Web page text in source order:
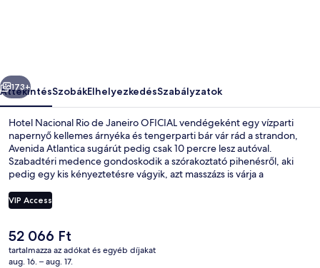
Következő
173+
ÁttekintésSzobákElhelyezkedésSzabályzatok
Hotel Nacional Rio de Janeiro OFICIAL vendégeként egy vízparti
napernyő kellemes árnyéka és tengerparti bár vár rád a strandon,
Avenida Atlantica sugárút pedig csak 10 percre lesz autóval.
Szabadtéri medence gondoskodik a szórakoztató pihenésről, aki
pedig egy kis kényeztetésre vágyik, azt masszázs is várja a
hangulatos bár/társalgó pedig kitűnő választás, ha egy italra vágysz.
A luxusszínvonalú hotel emellett a következőket is kínálja: ingyenes
imádják a szálláshely következő jellemzőit: segítőkész személyzet és
vízparti elhelyezkedés.
VIP Access
A
jelenlegi
ár
52 066 Ft
tartalmazza az adókat és egyéb díjakat
aug. 16. – aug. 17.